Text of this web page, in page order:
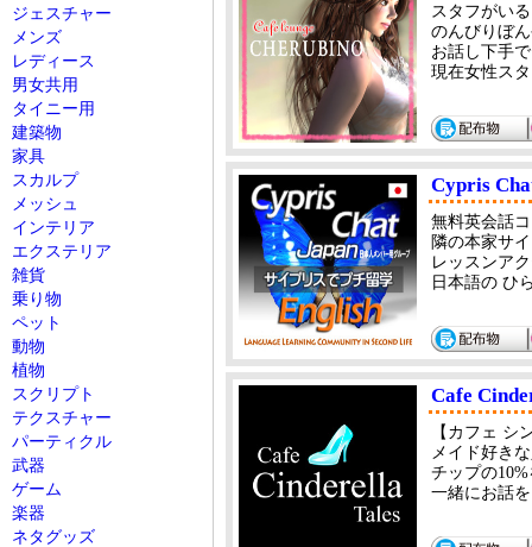
ジェスチャー
メンズ
レディース
男女共用
タイニー用
建築物
家具
スカルプ
メッシュ
インテリア
エクステリア
雑貨
乗り物
ペット
動物
植物
スクリプト
テクスチャー
パーティクル
武器
ゲーム
楽器
ネタグッズ
スタフがい
のんびりぼ
お話し下手
現在女性ス
Cypris
無料英会話
隣の本家サ
レッスンア
日本語の ひ
Cafe
【カフェ
メイド好き
チップの10%
一緒にお話